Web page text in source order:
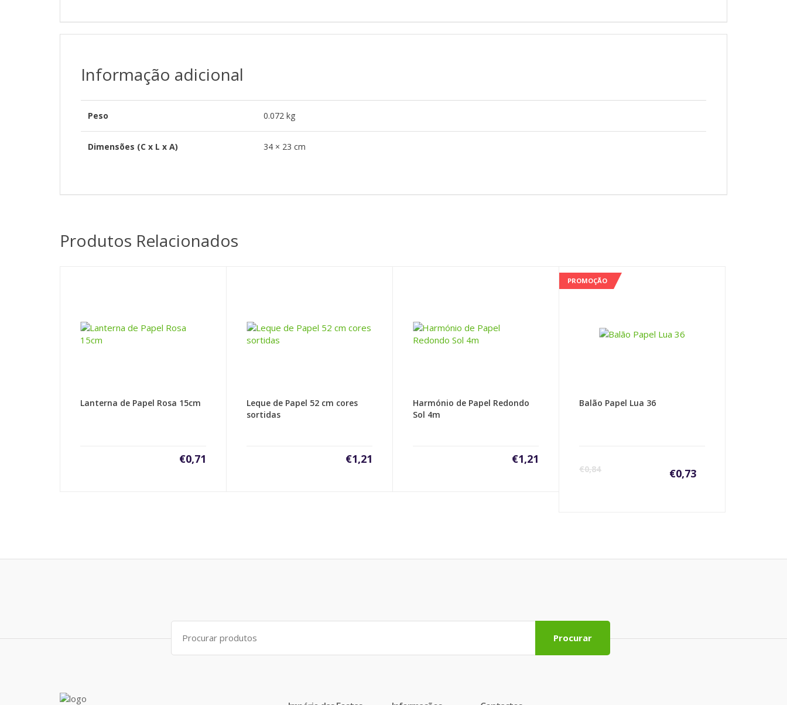
Informação adicional
Peso 0.072 kg
Dimensões (C x L x A) 34 × 23 cm
Produtos Relacionados
Lanterna de Papel Rosa 15cm
€0,71
Leque de Papel 52 cm cores
sortidas
€1,21
Harmónio de Papel Redondo
Sol 4m
€1,21
PROMOÇÃO
Balão Papel Lua 36
€0,84 €0,73
Search
for:
Procurar